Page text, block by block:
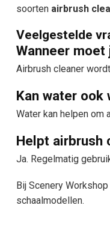
soorten airbrush
Veelgestelde
Wanneer
Airbrush cleaner
Kan water ook
Water kan helpen om
Helpt airbrush
Ja. Regelmatig
Bij Scenery
schaalmodellen.